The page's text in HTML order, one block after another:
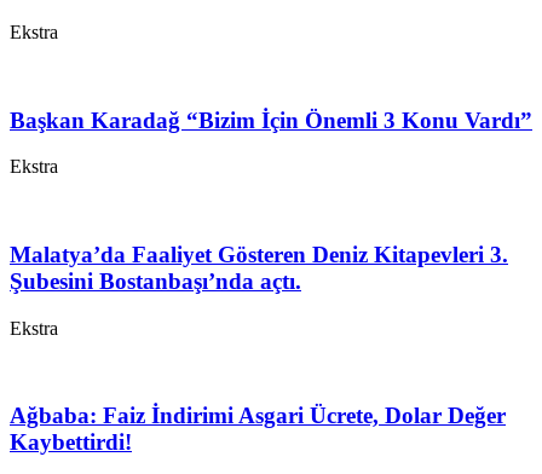
Ekstra
Başkan Karadağ “Bizim İçin Önemli 3 Konu Vardı”
Ekstra
Malatya’da Faaliyet Gösteren Deniz Kitapevleri 3.
Şubesini Bostanbaşı’nda açtı.
Ekstra
Ağbaba: Faiz İndirimi Asgari Ücrete, Dolar Değer
Kaybettirdi!